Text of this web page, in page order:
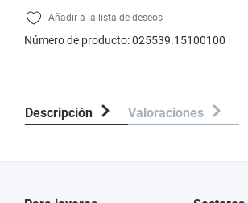
Añadir a la lista de deseos
Número de producto:025539.15100100
Descripción Valoraciones